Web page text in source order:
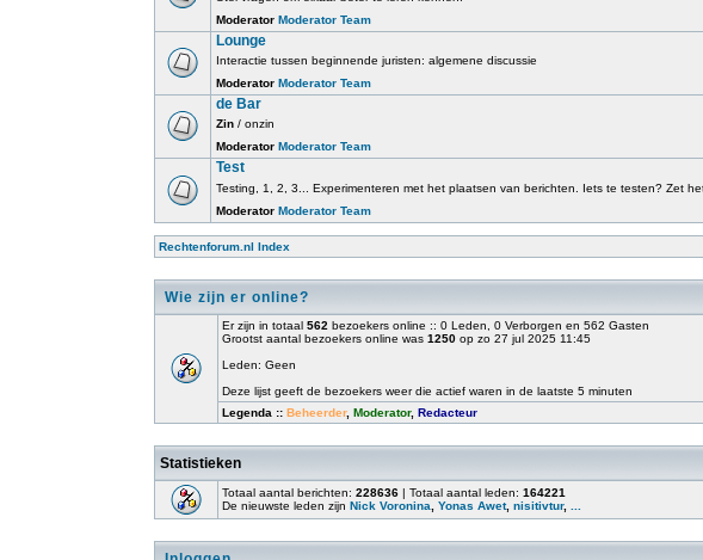
Moderator Moderator Team
Lounge
Interactie tussen beginnende juristen: algemene discussie
Moderator Moderator Team
de Bar
Zin / onzin
Moderator Moderator Team
Test
Testing, 1, 2, 3... Experimenteren met het plaatsen van berichten. Iets te testen? Zet
Moderator Moderator Team
Rechtenforum.nl Index
Wie zijn er online?
Er zijn in totaal 562 bezoekers online :: 0 Leden, 0 Verborgen en 562 Gasten
Grootst aantal bezoekers online was 1250 op zo 27 jul 2025 11:45
Leden: Geen
Deze lijst geeft de bezoekers weer die actief waren in de laatste 5 minuten
Legenda :: Beheerder, Moderator, Redacteur
Statistieken
Totaal aantal berichten: 228636 | Totaal aantal leden: 164221
De nieuwste leden zijn Nick Voronina Yonas Awet, nisitivtur,